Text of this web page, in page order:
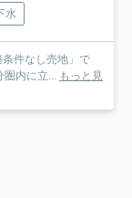
水
件なし売地」で
圏内に立... もっと見